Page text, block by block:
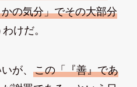
の気分」でその大部分
けだ。
が、 この「『善』であ